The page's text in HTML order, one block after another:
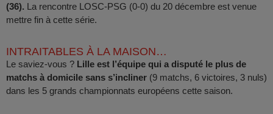
(36). La rencontre LOSC-PSG (0-0) du 20 décembre est venue
mettre fin à cette série.
INTRAITABLES À LA MAISON…
Le saviez-vous ? Lille est l’équipe qui a disputé le plus de
matchs à domicile sans s’incliner (9 matchs, 6 victoires, 3 nuls)
dans les 5 grands championnats européens cette saison.